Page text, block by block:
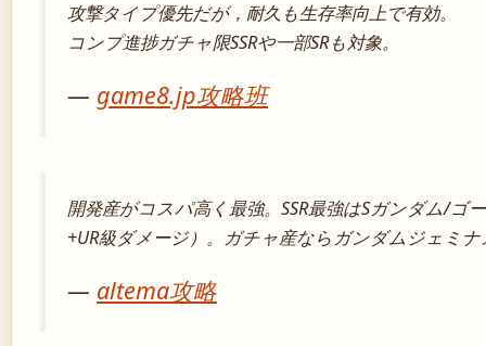
攻撃タイプ優先だが，耐久も生存率向上で有効。
コンプ進捗ガチャ限SSRや一部SRも対象。
— game8.jp攻略班
開発産がコスパ高く最強。SSR最強はSガンダム/ゴ
+UR級ダメージ）。ガチャ産ならガンダムジェミ
— altema攻略